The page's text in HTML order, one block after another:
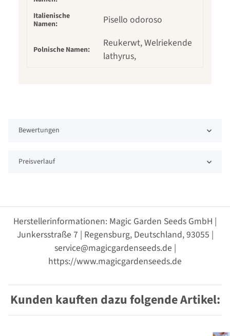
Italienische
Namen:
Pisello odoroso
Polnische Namen:
Reukerwt, Welriekende
lathyrus,
Bewertungen
Preisverlauf
Herstellerinformationen: Magic Garden Seeds GmbH |
Junkersstraße 7 | Regensburg, Deutschland, 93055 |
service@magicgardenseeds.de |
https://www.magicgardenseeds.de
Kunden kauften dazu folgende Artikel: